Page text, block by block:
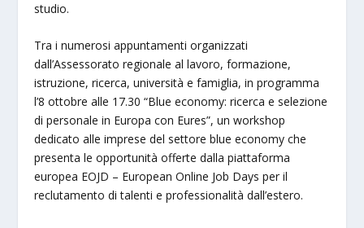
studio.
Tra i numerosi appuntamenti organizzati
dall’Assessorato regionale al lavoro, formazione,
istruzione, ricerca, università e famiglia, in programma
l’8 ottobre alle 17.30 “Blue economy: ricerca e selezione
di personale in Europa con Eures”, un workshop
dedicato alle imprese del settore blue economy che
presenta le opportunità offerte dalla piattaforma
europea EOJD – European Online Job Days per il
reclutamento di talenti e professionalità dall’estero.